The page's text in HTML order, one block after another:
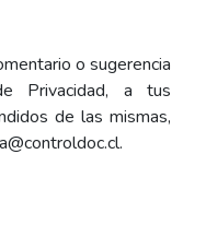
o sugerencia
Privacidad, a tus
de las mismas,